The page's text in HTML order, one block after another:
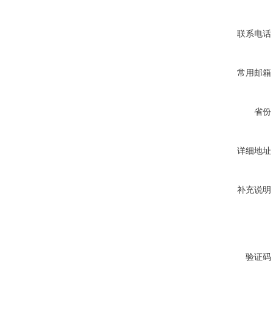
联系电话
常用邮箱
省份
详细地址
补充说明
验证码